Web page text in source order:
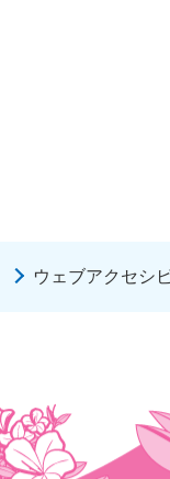
ウェブアクセシ